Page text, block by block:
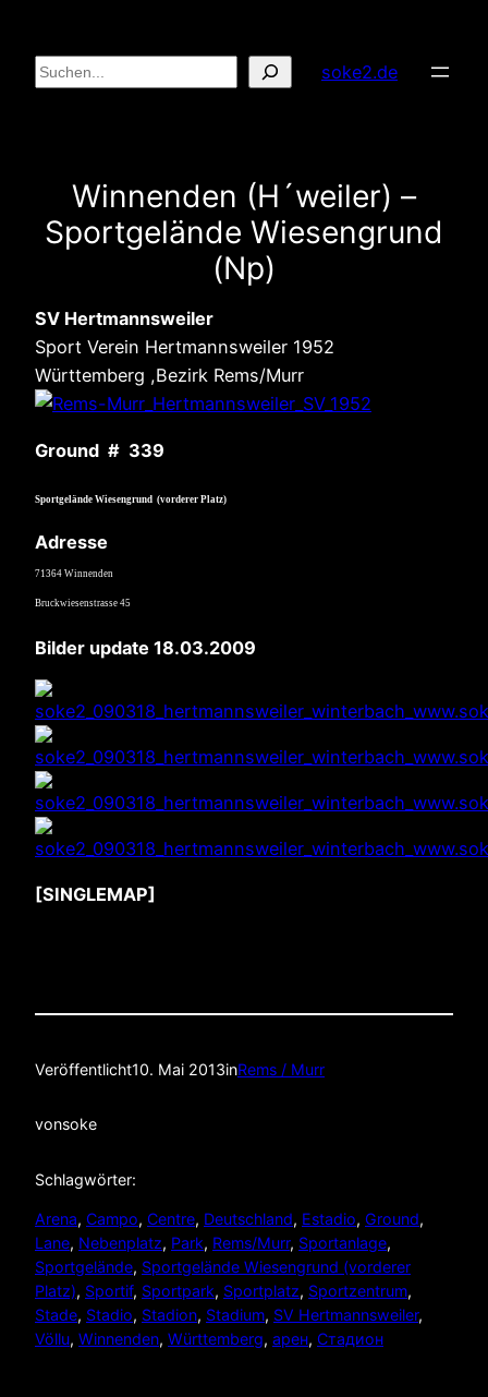
Inhalt
springen
Suchen soke2.de
Winnenden (H´weiler) –
Sportgelände Wiesengrund
(Np)
SV Hertmannsweiler
Sport Verein Hertmannsweiler 1952
Württemberg ,Bezirk Rems/Murr
Ground # 339
Sportgelände Wiesengrund (vorderer Platz)
Adresse
71364 Winnenden
Bruckwiesenstrasse 45
Bilder update 18.03.2009
[SINGLEMAP]
Veröffentlicht10. Mai 2013inRems / Murr
vonsoke
Schlagwörter:
Arena, Campo, Centre, Deutschland, Estadio, Ground
Lane, Nebenplatz, Park, Rems/Murr, Sportanlage
Sportgelände, Sportgelände Wiesengrund (vorderer
Platz), Sportif, Sportpark, Sportplatz, Sportzentrum
Stade, Stadio, Stadion, Stadium, SV Hertmannsweiler
Völlu, Winnenden, Württemberg, арен, Стадион